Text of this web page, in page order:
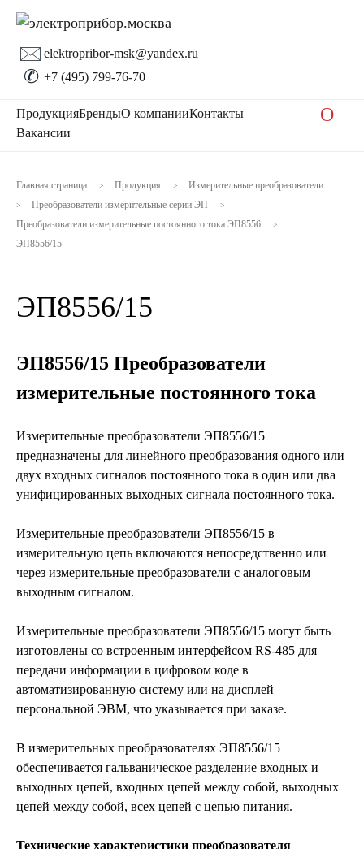
🖂 elektropribor-msk@yandex.ru
✆ +7 (495) 799-76-70
ПродукцияБрендыО компанииКонтакты
Вакансии
O
Главная страница > Продукция > Измерительные преобразователи
> Преобразователи измерительные серии ЭП >
Преобразователи измерительные постоянного тока ЭП8556 >
ЭП8556/15
ЭП8556/15
ЭП8556/15 Преобразователи
измерительные постоянного тока
Измерительные преобразователи ЭП8556/15
предназначены для линейного преобразования одного или
двух входных сигналов постоянного тока в один или два
унифицированных выходных сигнала постоянного тока.
Измерительные преобразователи ЭП8556/15 в
измерительную цепь включаются непосредственно или
через измерительные преобразователи с аналоговым
выходным сигналом.
Измерительные преобразователи ЭП8556/15 могут быть
изготовлены со встроенным интерфейсом RS-485 для
передачи информации в цифровом коде в
автоматизированную систему или на дисплей
персональной ЭВМ, что указывается при заказе.
В измерительных преобразователях ЭП8556/15
обеспечивается гальваническое разделение входных и
выходных цепей, входных цепей между собой, выходных
цепей между собой, всех цепей с цепью питания.
Технические характеристики преобразователя